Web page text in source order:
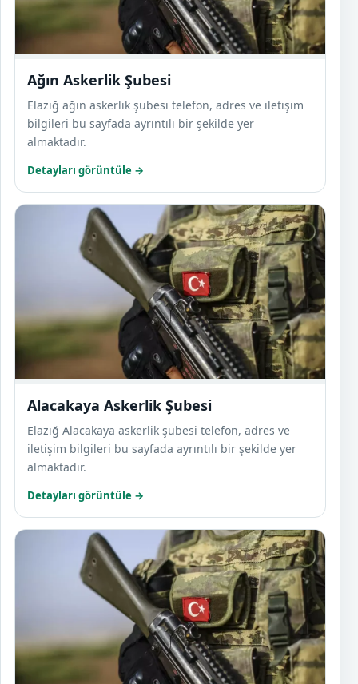
Ağın Askerlik Şubesi
Elazığ ağın askerlik şubesi telefon, adres ve iletişim
bilgileri bu sayfada ayrıntılı bir şekilde yer
almaktadır.
Detayları görüntüle →
Alacakaya Askerlik Şubesi
Elazığ Alacakaya askerlik şubesi telefon, adres ve
iletişim bilgileri bu sayfada ayrıntılı bir şekilde yer
almaktadır.
Detayları görüntüle →